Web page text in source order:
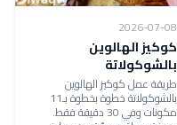
2026-07-08
كوكيز الهالوين
بالشوكولاتة
طريقة عمل كوكيز الهالوين
بالشوكولاتة خطوة بخطوة بـ11
مكونات وفي 30 دقيقة فقط.